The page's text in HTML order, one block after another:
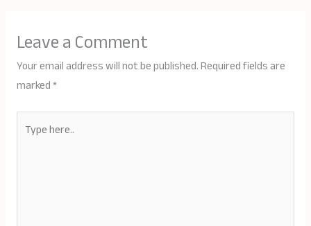
Leave a Comment
Your email address will not be published.Required fields are
marked*
here..